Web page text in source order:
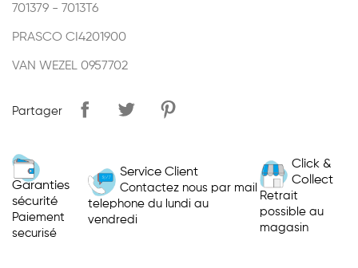
701379 - 7013T6
PRASCO CI4201900
VAN WEZEL 0957702
Partager
Garanties
sécurité
Paiement
securisé
Service Client
Contactez nous par mail
telephone du lundi au
vendredi
Click &
Collect
Retrait
possible au
magasin